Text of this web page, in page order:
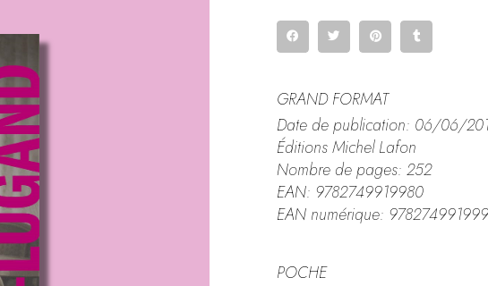
GRAND FORMAT
Date de publication: 06/06/
Éditions Michel Lafon
Nombre de pages: 252
EAN: 9782749919980
EAN numérique:
POCHE